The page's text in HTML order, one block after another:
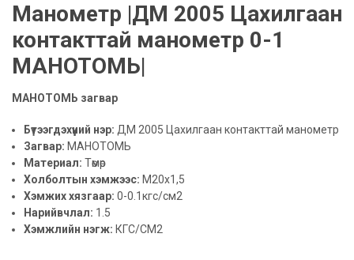
Манометр |ДМ 2005 Цахилгаан
контакттай манометр 0-1
МАНОТОМЬ|
МАНОТОМЬ загвар
Бүтээгдэхүүний нэр: ДМ 2005 Цахилгаан контакттай манометр
Загвар: МАНОТОМЬ
Материал: Төмөр
Холболтын хэмжээс: М20х1,5
Хэмжих хязгаар: 0-0.1кгс/см2
Нарийвчлал: 1.5
Хэмжлийн нэгж: КГС/СМ2